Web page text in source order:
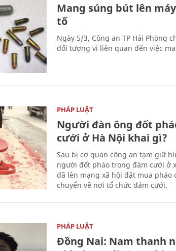
Mang súng bút lên
tố
Ngày 5/3, Công an TP Hải Phòng
đối tượng vì liên quan đến việc
PHÁP LUẬT
Người đàn ông đốt
cưới ở Hà Nội khai gì?
Sau bị cơ quan công an tạm giữ
người đốt pháo trong đám cưới ở
đã lên mạng xã hội đặt mua
chuyển về nơi tổ chức đám cưới.
PHÁP LUẬT
Đồng Nai: Nam thanh